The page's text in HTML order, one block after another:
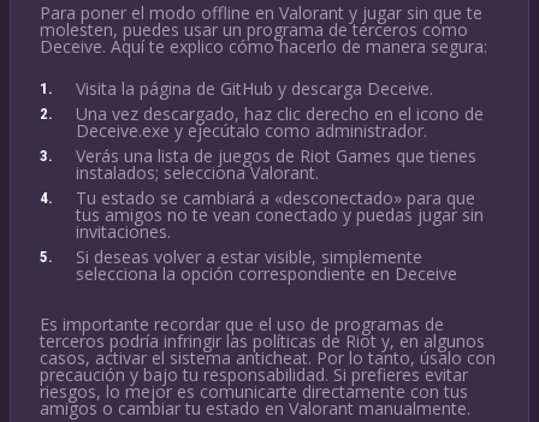
Para poner el modo offline en Valorant y jugar sin que te
molesten, puedes usar un programa de terceros como
Deceive. Aquí te explico cómo hacerlo de manera segura:
Visita la página de GitHub y descarga Deceive.
Una vez descargado, haz clic derecho en el icono de
Deceive.exe y ejecútalo como administrador.
Verás una lista de juegos de Riot Games que tienes
instalados; selecciona Valorant.
Tu estado se cambiará a «desconectado» para que
tus amigos no te vean conectado y puedas jugar sin
invitaciones.
Si deseas volver a estar visible, simplemente
selecciona la opción correspondiente en Deceive
Es importante recordar que el uso de programas de
terceros podría infringir las políticas de Riot y, en algunos
casos, activar el sistema anticheat. Por lo tanto, úsalo con
precaución y bajo tu responsabilidad. Si prefieres evitar
riesgos, lo mejor es comunicarte directamente con tus
amigos o cambiar tu estado en Valorant manualmente.